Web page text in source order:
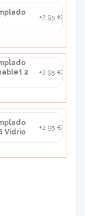
+2,95 €
2
+2,95 €
Vidrio
+2,95 €